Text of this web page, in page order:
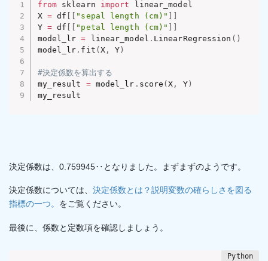
from sklearn import linear_model
X = df "sepal length (cm)"
Y = df "petal length (cm)"
model_lr = linear_model . LinearRegression ( )
model_lr . fit ( X, Y )
#決定係数を算出する
my_result = model_lr . score (X , Y)
my_result
決定係数は、0.759945‥となりました。まずまずのようです。
決定係数については、 決定係数とは？説明変数の確らしさを図る
指標の一つ。 をご覧ください。
最後に、係数と定数項を確認しましょう。